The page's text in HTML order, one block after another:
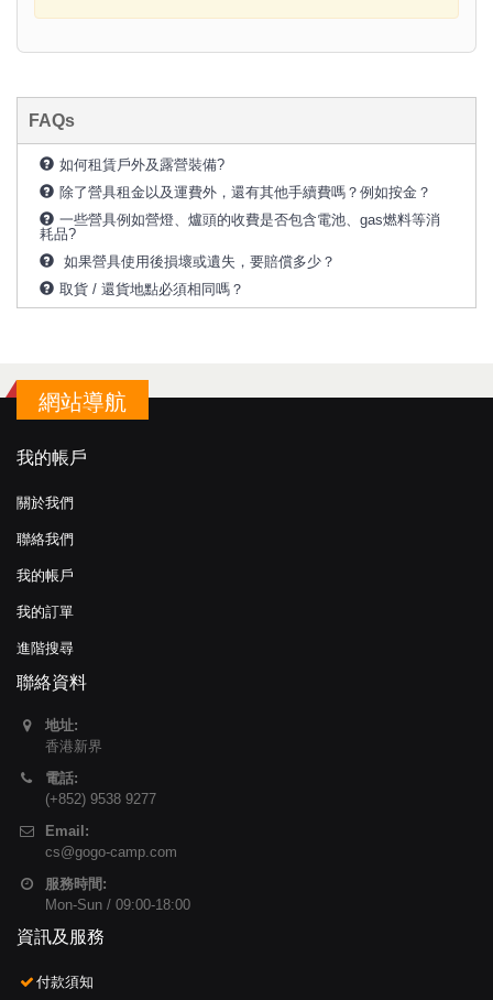
FAQs
如何租賃戶外及露營裝備?
除了營具租金以及運費外，還有其他手續費嗎？例如按金？
一些營具例如營燈、爐頭的收費是否包含電池、gas燃料等消
耗品?
如果營具使用後損壞或遺失，要賠償多少？
取貨 / 還貨地點必須相同嗎？
網站導航
我的帳戶
關於我們
聯絡我們
我的帳戶
我的訂單
進階搜尋
聯絡資料
地址:
香港新界
電話:
(+852) 9538 9277
Email:
cs@gogo-camp.com
服務時間:
Mon-Sun / 09:00-18:00
資訊及服務
付款須知